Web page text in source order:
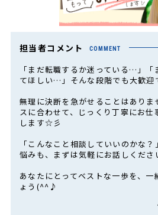
担当者コメント COMMENT
「まだ転職するか迷っている…」「
てほしい…」そんな段階でも大歓迎
無理に決断を急がせることはありま
スに合わせて、じっくり丁寧にお仕
します☆彡
「こんなこと相談していいのかな
悩みも、まずは気軽にお話しくださ
あなたにとってベストな一歩を、一
ょう(^^♪